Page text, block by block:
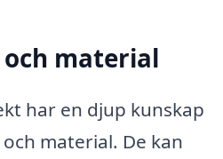
material
har en djup kunskap
material. De kan